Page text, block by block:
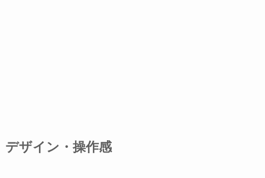
デザイン・操作感